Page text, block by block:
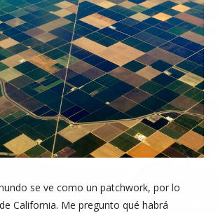
se ve como un patchwork, por lo
California. Me pregunto qué habrá